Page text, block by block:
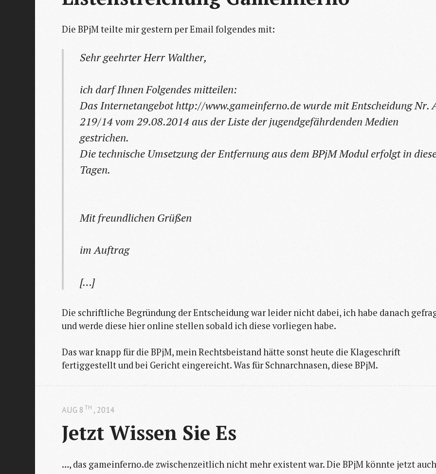
Die BPjM teilte mir gestern per Email folgendes mit:
Sehr geehrter Herr Walther,
ich darf Ihnen Folgendes mitteilen:
Das Internetangebot http://www.gameinferno.de wurde mit Entscheidung Nr.
219/14 vom 29.08.2014 aus der Liste der jugendgefährdenden Medien
gestrichen.
Die technische Umsetzung der Entfernung aus dem BPjM Modul erfolgt in
Tagen.
Mit freundlichen Grüßen
im Auftrag
[…]
Die schriftliche Begründung der Entscheidung war leider nicht dabei, ich habe danach
und werde diese hier online stellen sobald ich diese vorliegen habe.
Das war knapp für die BPjM, mein Rechtsbeistand hätte sonst heute die Klageschrift
fertiggestellt und bei Gericht eingereicht. Was für Schnarchnasen, diese BPjM.
Jetzt Wissen Sie Es
AUG 8 TH , 2014
…, das gameinferno.de zwischenzeitlich nicht mehr existent war. Die BPjM könnte jetzt auch